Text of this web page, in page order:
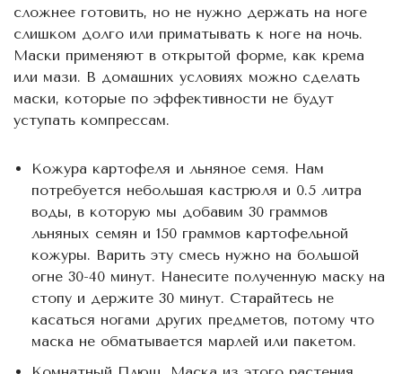
сложнее готовить, но не нужно держать на ноге
слишком долго или приматывать к ноге на ночь.
Маски применяют в открытой форме, как крема
или мази. В домашних условиях можно сделать
маски, которые по эффективности не будут
уступать компрессам.
Кожура картофеля и льняное семя. Нам
потребуется небольшая кастрюля и 0.5 литра
воды, в которую мы добавим 30 граммов
льняных семян и 150 граммов картофельной
кожуры. Варить эту смесь нужно на большой
огне 30-40 минут. Нанесите полученную маску на
стопу и держите 30 минут. Старайтесь не
касаться ногами других предметов, потому что
маска не обматывается марлей или пакетом.